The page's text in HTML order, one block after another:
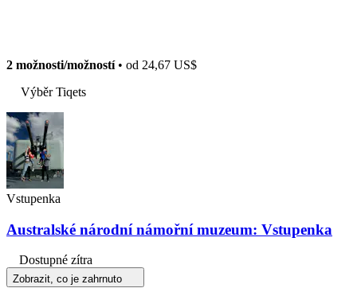
2 možnosti/možností• od 24,67 US$
Výběr Tiqets
Vstupenka
Australské národní námořní muzeum: Vstupenka
Dostupné zítra
Zobrazit, co je zahrnuto